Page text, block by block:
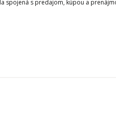
spojená s predajom, kúpou a